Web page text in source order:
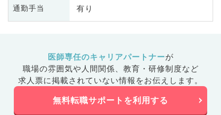
通勤手当 有り
医師専任のキャリアパートナーが
職場の雰囲気や人間関係、 教育・研修制度など
求人票に掲載されていない情報をお伝えします。
無料転職サポートを利用する